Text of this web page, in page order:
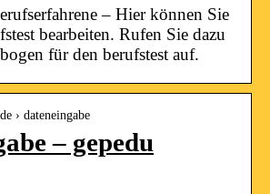
– Hier können Sie
bearbeiten. Rufen Sie dazu
für den berufstest auf.
› dateneingabe
– gepedu